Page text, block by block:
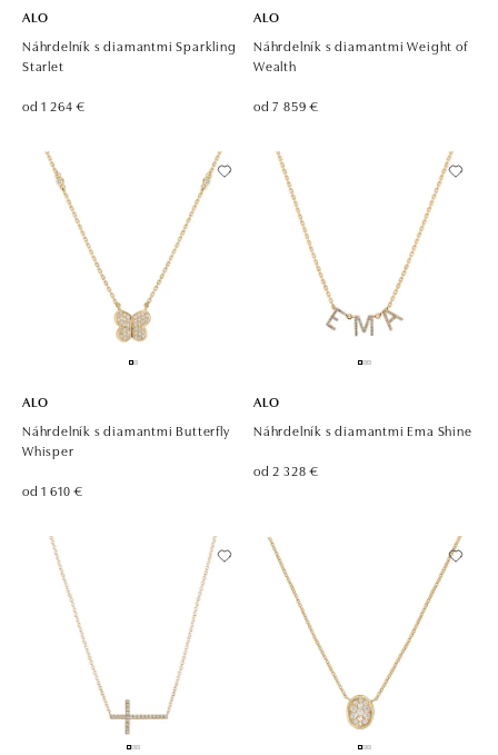
ALO
Náhrdelník s diamantmi Sparkling
Starlet
od 1 264 €
ALO
Náhrdelník s diamantmi Weight of
Wealth
od 7 859 €
ALO
Náhrdelník s diamantmi Butterfly
Whisper
od 1 610 €
ALO
Náhrdelník s diamantmi Ema Shine
od 2 328 €